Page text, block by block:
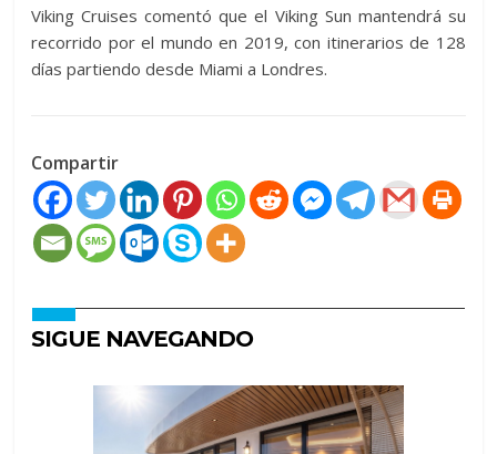
Viking Cruises comentó que el Viking Sun mantendrá su
recorrido por el mundo en 2019, con itinerarios de 128
días partiendo desde Miami a Londres.
Compartir
SIGUE NAVEGANDO